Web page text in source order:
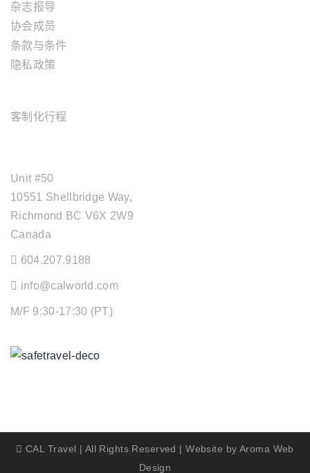
杂志报导
协会成员
条款与条件
隐私政策
客制化行程
Unit #50
10551 Shellbridge Way,
Richmond BC V6X 2W9
Canada
604.207.9188
info@calworld.com
M/F 9:30-17:30 (PT)
CAL Travel | All Rights Reserved | Website by Aroma Web
Design